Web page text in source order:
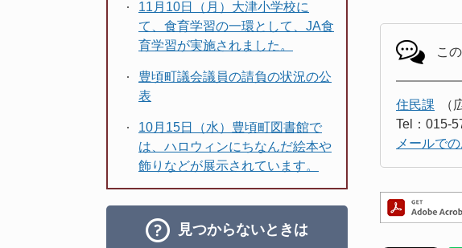
こ
住民課
Tel：015-
メールで
11月10日（月）大津小学校に
て、食育学習の一環として、JA食
育学習が実施されました。
豊頃町議会議員の請負の状況の公
表
10月15日（水）豊頃町図書館で
は、ハロウィンにちなんだ絵本や
飾りなどが展示されています。
見つからないときは